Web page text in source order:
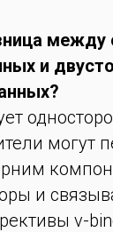
между
и
могут
и
v-